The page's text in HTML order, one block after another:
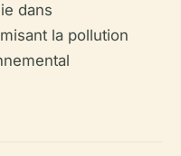
dans
la pollution